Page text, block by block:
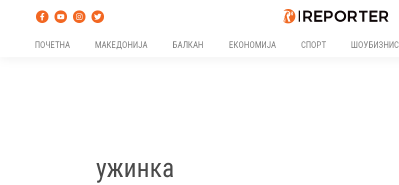
ПОЧЕТНА
МАКЕДОНИЈА БАЛКАН ЕКОНОМИЈА СПОРТ ШОУБИЗНИС
ужинка